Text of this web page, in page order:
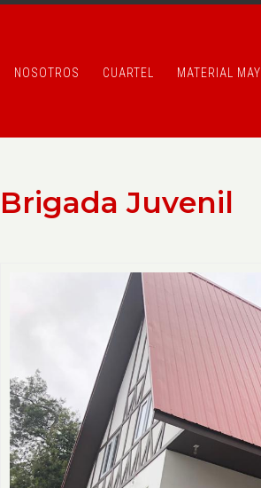
NOSOTROS CUARTEL MATERIAL
Brigada Juvenil